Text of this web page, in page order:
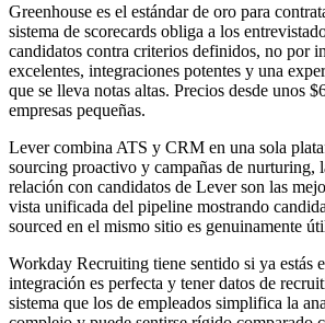
Greenhouse es el estándar de oro para
sistema de scorecards obliga a los
candidatos contra criterios definidos, no por
excelentes, integraciones potentes y una
que se lleva notas altas. Precios desde unos
empresas pequeñas.
Lever combina ATS y CRM en una sola
sourcing proactivo y campañas de nurturing,
relación con candidatos de Lever son las
vista unificada del pipeline mostrando
sourced en el mismo sitio es genuinamente
Workday Recruiting tiene sentido si ya estás
integración es perfecta y tener datos de
sistema que los de empleados simplifica la